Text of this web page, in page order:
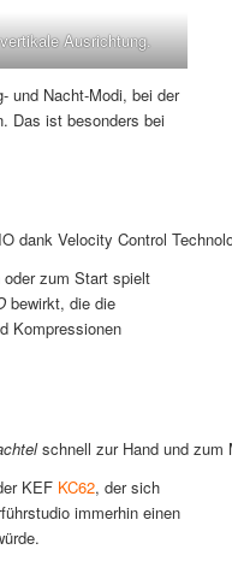
Ausrichtung.
und Nacht-Modi, bei der
Das ist besonders bei
dank Velocity Control
zum Start spielt
bewirkt, die die
Kompressionen
schnell zur Hand und zum
KEF KC62, der sich
immerhin einen